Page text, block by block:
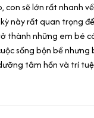
sẽ lớn rất nhanh
này rất quan trọng
thành những em bé
sống bộn bề nhưng
tâm hồn và trí